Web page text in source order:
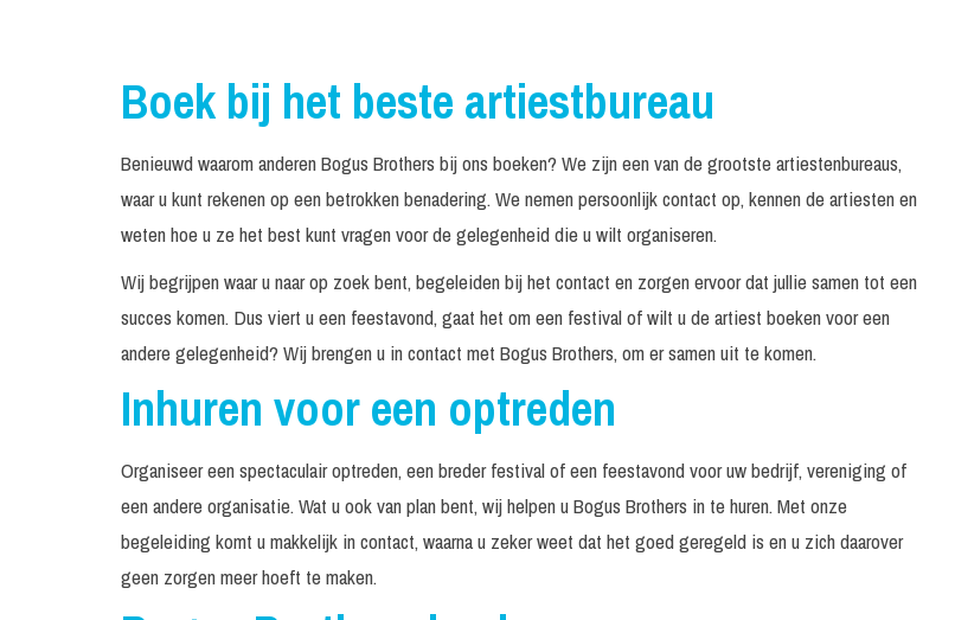
Boek bij het beste artiestbureau
Benieuwd waarom anderen Bogus Brothers bij ons boeken? We zijn een van de grootste artiestenbureaus,
waar u kunt rekenen op een betrokken benadering. We nemen persoonlijk contact op, kennen de artiesten en
weten hoe u ze het best kunt vragen voor de gelegenheid die u wilt organiseren.
Wij begrijpen waar u naar op zoek bent, begeleiden bij het contact en zorgen ervoor dat jullie samen tot een
succes komen. Dus viert u een feestavond, gaat het om een festival of wilt u de artiest boeken voor een
andere gelegenheid? Wij brengen u in contact met Bogus Brothers, om er samen uit te komen.
Inhuren voor een optreden
Organiseer een spectaculair optreden, een breder festival of een feestavond voor uw bedrijf, vereniging of
een andere organisatie. Wat u ook van plan bent, wij helpen u Bogus Brothers in te huren. Met onze
begeleiding komt u makkelijk in contact, waarna u zeker weet dat het goed geregeld is en u zich daarover
geen zorgen meer hoeft te maken.